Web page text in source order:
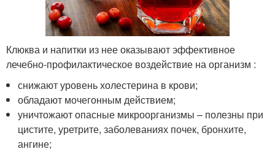
Клюква и напитки из нее оказывают эффективное
лечебно-профилактическое воздействие на организм :
снижают уровень холестерина в крови;
обладают мочегонным действием;
уничтожают опасные микроорганизмы – полезны при
цистите, уретрите, заболеваниях почек, бронхите,
ангине;